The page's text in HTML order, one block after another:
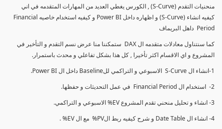
منحنيات التقدم (S-Curve) , الكورس يغطي العديد من المهارات المتقدمه في اني
كيفيه انشاء (S-Curve) و اظهاره داخل Power BI و كيفيه استخدام خاصيه Financial
Period داهل البريماف
كما سنتناول معادلات متقدمه ال DAX ستمكننا منا عرض نسم التقدم و التأخير في
المشروع و اي الاقسام اكثر تأخيرا , كل هذا بشكل تفاعلي و محدث باستمرار.
1-انشاء ال S-Curve الاسبوعي و التراكمي للBaseline داخل ال Power BI.
2- استخدام ال Financial Period في عمل التحديثات و حفظها.
3- انشاء و تحليل منحني تقدم المشروع EV% الاسبوعي و التراكمي.
4- انشاء ال Date Table و شرح كيفيه ربط الPV% مع ال EV% .